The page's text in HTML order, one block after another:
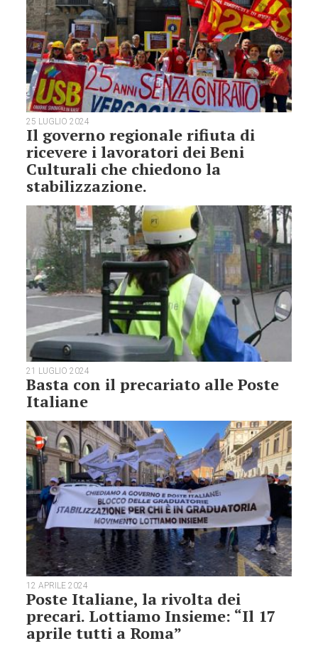
25 LUGLIO 2024
Il governo regionale rifiuta di
ricevere i lavoratori dei Beni
Culturali che chiedono la
stabilizzazione.
21 LUGLIO 2024
Basta con il precariato alle Poste
Italiane
12 APRILE 2024
Poste Italiane, la rivolta dei
precari. Lottiamo Insieme: “Il 17
aprile tutti a Roma”